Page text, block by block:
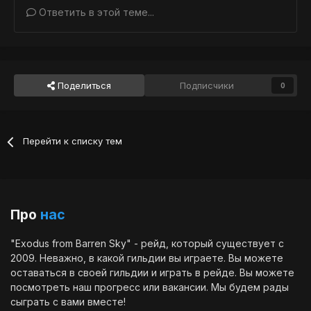
Ответить в этой теме...
Поделиться Подписчики 0
Перейти к списку тем
Про нас
"Exodus from Barren Sky" - рейд, который существует с
2009. Неважно, в какой гильдии вы играете. Вы можете
оставаться в своей гильдии и играть в рейде. Вы можете
посмотреть наш прогресс или вакансии. Мы будем рады
сыграть с вами вместе!